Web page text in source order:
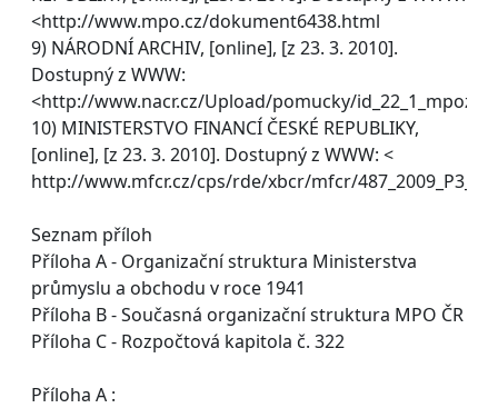
<http://www.mpo.cz/dokument6438.html
9) NÁRODNÍ ARCHIV, [online], [z 23. 3. 2010].
Dostupný z WWW:
<http://www.nacr.cz/Upload/pomucky/
10) MINISTERSTVO FINANCÍ ČESKÉ REPUBLIKY,
[online], [z 23. 3. 2010]. Dostupný z WWW: <
http://www.mfcr.cz/cps/rde/xbcr/mfcr/
Seznam příloh
Příloha A - Organizační struktura Ministerstva
průmyslu a obchodu v roce 1941
Příloha B - Současná organizační struktura MPO ČR
Příloha C - Rozpočtová kapitola č. 322
Příloha A :